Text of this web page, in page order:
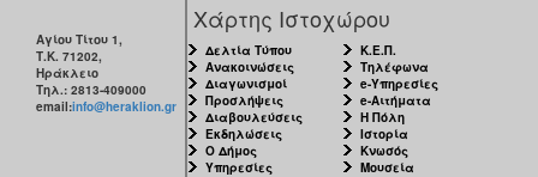
Αγίου Τίτου 1,
Τ.Κ. 71202,
Ηράκλειο
Τηλ.: 2813-409000
email:info@heraklion.gr
Χάρτης Ιστοχώρου
Δελτία Τύπου
Ανακοινώσεις
Διαγωνισμοί
Προσλήψεις
Διαβουλεύσεις
Εκδηλώσεις
Ο Δήμος
Υπηρεσίες
Κ.Ε.Π.
Τηλέφωνα
e-Υπηρεσίες
e-Αιτήματα
Η Πόλη
Ιστορία
Κνωσός
Μουσεία